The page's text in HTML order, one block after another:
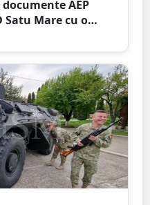
AEP
Satu Mare cu o
depășește